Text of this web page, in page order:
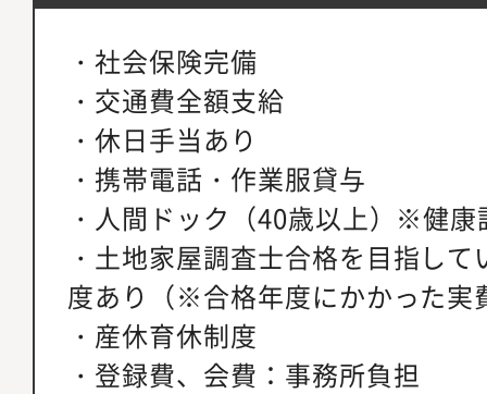
・社会保険完備
・交通費全額支給
・休日手当あり
・携帯電話・作業服貸与
・人間ドック（40歳以上）※健
・土地家屋調査士合格を目指し
度あり（※合格年度にかかった実
・産休育休制度
・登録費、会費：事務所負担